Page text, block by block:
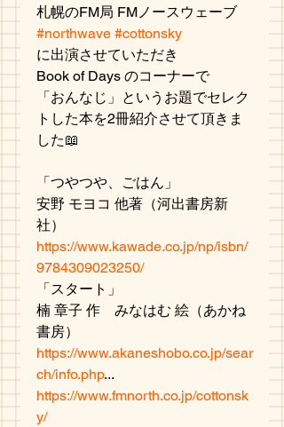
札幌のFM局 FMノースウェーブ
#northwave #cottonsky
に出演させていただき
Book of Days のコーナーで
「おんなじ」というお題でセレク
トした本を2冊紹介させて頂きま
した📖
「つやつや、ごはん」
安野 モヨコ 他著（河出書房新
社）
https://www.kawade.co.jp/np/isbn/
9784309023250/
「スタート」
楠 章子 作　みなはむ 絵（あかね
書房）
https://www.akaneshobo.co.jp/sear
ch/info.php...
https://www.fmnorth.co.jp/cottonsk
y/